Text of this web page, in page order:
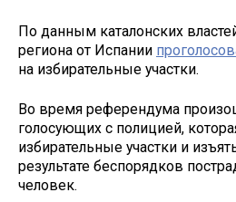
По данным каталонских
региона от Испании
на избирательные участки.
Во время референдума
голосующих с полицией,
избирательные участки и
результате беспорядков
человек.